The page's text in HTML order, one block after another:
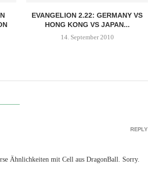
EVANGELION 2.22: GERMANY VS
HONG KONG VS JAPAN...
14. September 2010
Ähnlichkeiten mit Cell aus DragonBall. Sorry.
REPLY